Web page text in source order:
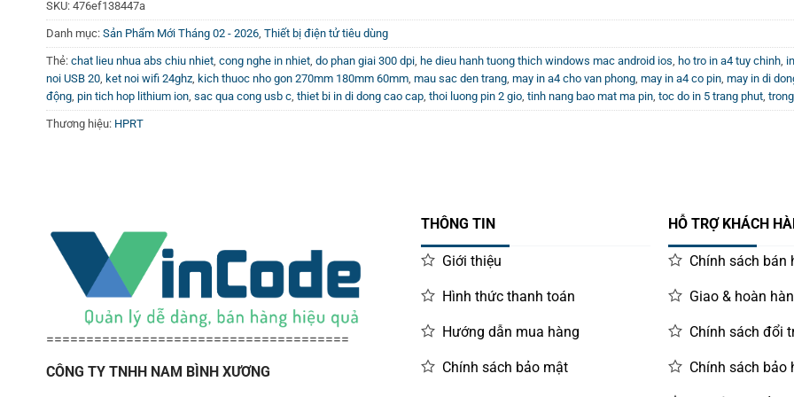
SKU: 476ef138447a
Danh mục: Sản Phẩm Mới Tháng 02 - 2026 Thiết bị điện tử tiêu dùng
Thẻ: chat lieu nhua abs chiu nhiet cong nghe in nhiet do phan giai 300 dpi he dieu hanh tuong thich windows mac android ios ho tro in a4 tuy chinh
noi USB 20 ket noi wifi 24ghz kich thuoc nho gon 270mm 180mm 60mm mau sac den trang may in a4 cho van phong may in a4 co pin may in di
động pin tich hop lithium ion sac qua cong usb c thiet bi in di dong cao cap thoi luong pin 2 gio tinh nang bao mat ma pin toc do in 5 trang phut
Thương hiệu: HPRT
======================================
CÔNG TY TNHH NAM BÌNH XƯƠNG
THÔNG TIN
Giới thiệu
Hình thức thanh toán
Hướng dẫn mua hàng
Chính sách bảo mật
HỖ TRỢ KHÁCH
Chính sách bán
Giao & hoàn
Chính sách đổi
Chính sách bảo